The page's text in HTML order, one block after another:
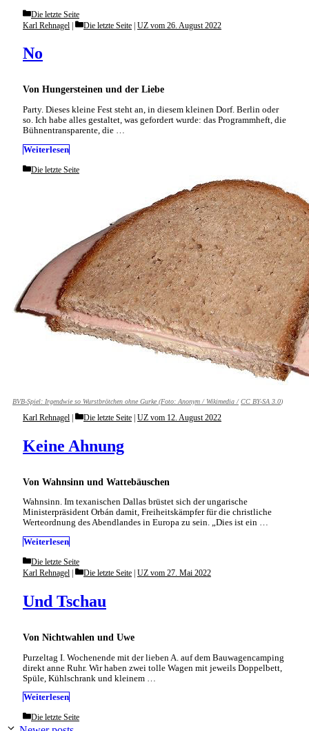
Categories
Die letzte Seite
Von Hungersteinen und der Liebe
No
Karl Rehnagel Categories
Die letzte Seite | UZ vom 26. August 2022
Party. Dieses kleine Fest steht an, in diesem kleinen Dorf. Berlin oder
so. Ich habe alles gestaltet, was gefordert wurde: das Programmheft, die
Bühnentransparente, die …
Weiterlesen
Categories
Die letzte Seite
BVB-Spiel: Irgendwie so Wurstbrötchen ohne Gurke (Foto: Anonym / Wikimedia / CC BY-SA 3.0)
Von Wahnsinn und Wattebäuschen
Keine Ahnung
Karl Rehnagel Categories
Die letzte Seite | UZ vom 12. August 2022
Wahnsinn. Im texanischen Dallas brüstet sich der ungarische
Ministerpräsident Orbán damit, Freiheitskämpfer für die christliche
Werteordnung des Abendlandes in Europa zu sein. „Dies ist ein …
Weiterlesen
Categories
Die letzte Seite
Von Nichtwahlen und Uwe
Und Tschau
Karl Rehnagel Categories
Die letzte Seite UZ vom 27. Mai 2022
Purzeltag I. Wochenende mit der lieben A. auf dem Bauwagencamping
direkt anne Ruhr. Wir haben zwei tolle Wagen mit jeweils Doppelbett,
Spüle, Kühlschrank und kleinem …
Weiterlesen
Categories
Die letzte Seite